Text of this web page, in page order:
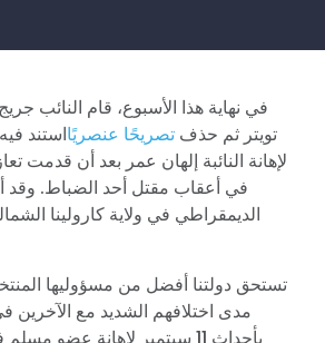
في نهاية هذا الأسبوع، قام النائب
تويتر ثم حذف تصريحًا عنصريًا
لإهانة النائبة إلهان عمر بعد أن قدمت
في أعقاب مقتل أحد الضباط.
الديمقراطي في ولاية كارولينا
مدى اختلافهم الشديد مع الآخرين
بأحداث 11 سبتمبر لإهانة عضو